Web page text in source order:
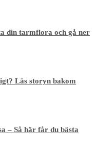
din tarmflora och gå ner
Läs storyn bakom
– Så här får du bästa